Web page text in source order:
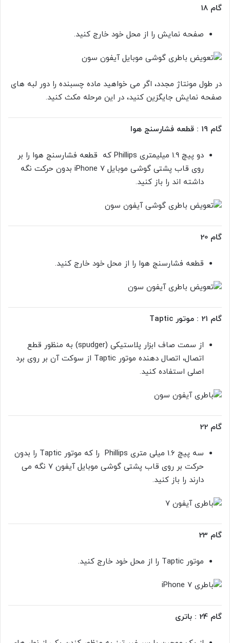
گام 18
صفحه نمایش را از محل خود خارج کنید.
در طول مونتاژ مجدد، اگر می خواهید ماده چسبنده را دور لبه های
صفحه نمایش جایگزین کنید، در این مرحله مکث کنید.
گام 19 : قطعه فشارسنج هوا
دو پیچ 1.9 میلیمتری
Phillips که قطعه فشارسنج هوا را بر
روی قاب پشتی گوشی موبایل iPhone 7 بدون حرکت نگه
داشته اند را باز کنید.
گام 20
قطعه فشارسنج هوا را از محل خود خارج کنید.
گام 21 : موتور Taptic
از سمت صاف ابزار پلاستیکی (spudger) به منظور قطع
اتصال، اتصال دهنده موتور
Taptic از سوکت آن بر روی برد
اصلی استفاده کنید.
گام 22
سه پیچ 1.6 میلی متری
Phillips را که موتور Taptic را بدون
حرکت بر روی قاب پشتی گوشی موبایل آیفون 7 نگه می
دارند را باز کنید.
گام 23
موتور Taptic را از محل خود خارج کنید.
گام 24 : باتری